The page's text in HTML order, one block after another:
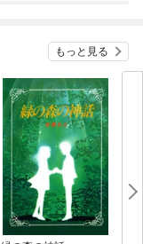
もっと見る